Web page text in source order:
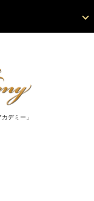
デミー」